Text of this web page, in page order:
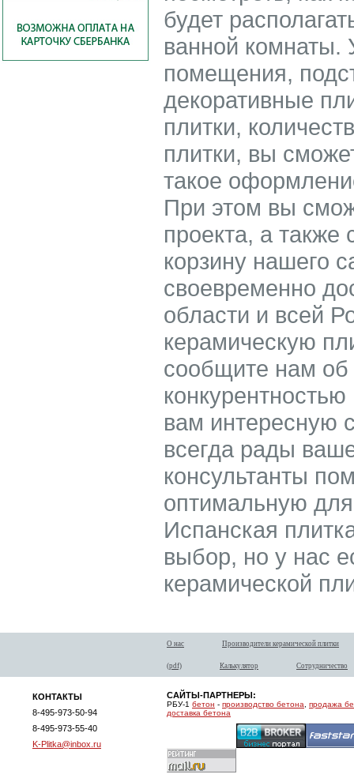
будет
ванной комнаты.
помещения,
декоративные
плитки,
плитки, вы
такое
При этом вы
проекта, а также
корзину нашего
своевременно
области и всей
керамическую
сообщите нам
вам интересную
всегда рады
консультанты
оптимальную
Испанская
выбор, но у нас
керамической
О нас Производители керамической плитки
(pdf) Калькулятор Сотрудничество
КОНТАКТЫ
8-495-973-50-94
8-495-973-55-40
K-Plitka@inbox.ru
САЙТЫ-ПАРТНЕРЫ:
РБУ-1 бетон - производство бетона
продажа
доставка бетона